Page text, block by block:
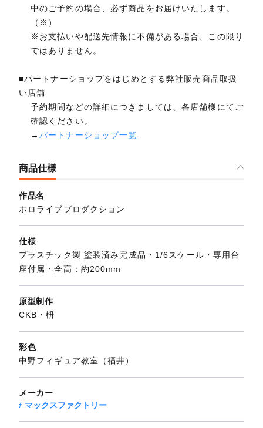
中のご予約の場合、必ず商品をお届けいたします。
（※）
※お支払いや配送先情報に不備がある場合、この限り
ではありません。
■パートナーショップをはじめとする弊社販売商品取扱
い店舗
予約期間などの詳細につきましては、各店舗様にてご
確認ください。
→パートナーショップ一覧
商品仕様
作品名
ホロライブプロダクション
仕様
プラスチック製 塗装済み完成品・1/6スケール・専用台
座付属・全高：約200mm
原型制作
CKB・枡
彩色
中野フィギュア教室（福井）
メーカー
マックスファクトリー